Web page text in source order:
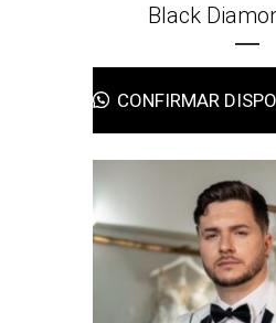
Black
CONFIRMAR